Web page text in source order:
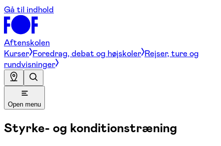
Gå til indhold
Aftenskolen
Kurser Foredrag, debat og højskoler Rejser, ture og
rundvisninger
Open menu
Styrke- og konditionstræning